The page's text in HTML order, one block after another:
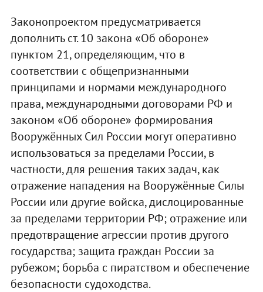
Законопроектом предусматривается
дополнить ст. 10 закона «Об обороне»
пунктом 21, определяющим, что в
соответствии с общепризнанными
принципами и нормами международного
права, международными договорами РФ и
законом «Об обороне» формирования
Вооружённых Сил России могут оперативно
использоваться за пределами России, в
частности, для решения таких задач, как
отражение нападения на Вооружённые Силы
России или другие войска, дислоцированные
за пределами территории РФ; отражение или
предотвращение агрессии против другого
государства; защита граждан России за
рубежом; борьба с пиратством и обеспечение
безопасности судоходства.